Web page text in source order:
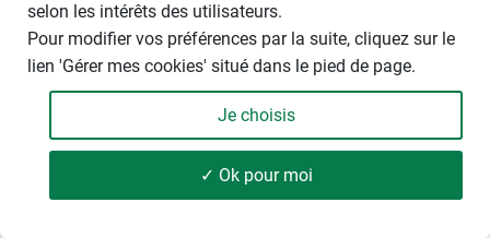
Les pellicules grasses
Les shampoings antipelliculaires pour pellicules grasses
contiennent des actifs assainissants qui absorbent le
sébum en excès comme l’extrait naturel de Curbicia extrait
des pépins de courge ou encore de l’extrait de gingembre
sauvage. L’extrait de céleri va apporter un soulagement
durable apaisant les irritations et les démangeaisons.
selon les intérêts des utilisateurs.
Pour modifier vos préférences par la suite, cliquez sur le
lien 'Gérer mes cookies' situé dans le pied de page.
Je choisis
✓ Ok pour moi